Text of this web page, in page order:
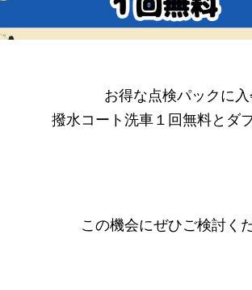
お得な点検パックに
撥水コート洗車１回無料とダ
この機会にぜひご検討く